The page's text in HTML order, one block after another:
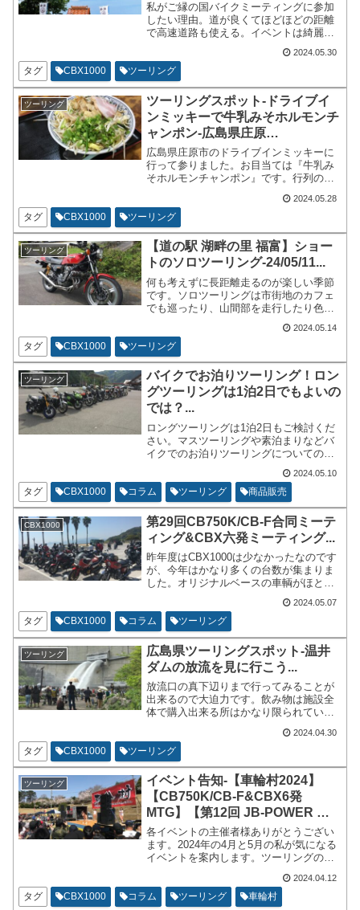
私がご縁の国バイクミーティングに参加
したい理由。道が良くてほどほどの距離
で高速道路も使える。イベントは綺麗な
バイクを見る事が出来るから。イベント
は参加する事によってバイク業界が盛り
上がるから。私は広島市安佐北区在住で
す。広島からは行きやすいスポットで
す。会場のかなぎウェスタンライディン
グパークも広くて綺麗な場所です。
2024.05.30
タグ CBX1000 ツーリング
ツーリング
ツーリングスポット-ドライブイ
ンミッキーで牛乳みそホルモンチ
ャンポン-広島県庄原
市-24/05/26...
広島県庄原市のドライブインミッキーに
行って参りました。お目当ては『牛乳み
そホルモンチャンポン』です。行列の出
自体も並んでいるお客さんに対してスタ
ッフを増やしたりなどしっかりと品質良
く対応をしています。広い駐車場もあり
ます。
2024.05.28
タグ CBX1000 ツーリング
ツーリング
【道の駅 湖畔の里 福富】ショー
トのソロツーリング-24/05/11...
何も考えずに長距離走るのが楽しい季節
です。ソロツーリングは市街地のカフェ
でも巡ったり、山間部を走行したり色々
間部をのんびり走っています。日中の温
度も低すぎずバイクに乗ると丁度良い気
温です。自分のペースでだらだらと景色
を眺めながら走りました。
2024.05.14
タグ CBX1000 ツーリング
ツーリング
バイクでお泊りツーリング！ロン
グツーリングは1泊2日でもよいの
では？...
ロングツーリングは1泊2日もご検討くだ
さい。マスツーリングや素泊まりなどバ
イクでのお泊りツーリングについてのリ
するなら旅館に泊まって温泉やお酒を飲
むのもよろしいのでは？ツーリング以外
でも必ず利用すべき定番ウェブサイトで
す。
2024.05.10
タグ CBX1000 コラム ツーリング 商品販売
CBX1000
第29回CB750K/CB-F合同ミーテ
ィング&CBX六発ミーティング...
昨年度はCBX1000は少なかったなのです
が、今年はかなり多くの台数が集まりま
した。オリジナルベースの車輌がほとん
どでした。外装をリペイントしていて綺
麗なバイクが多数です。足廻りをホイー
ルから含めて交換されているフルカスタ
ム車輌も来場していました。
2024.05.07
タグ CBX1000 コラム ツーリング
ツーリング
広島県ツーリングスポット-温井
ダムの放流を見に行こう...
放流口の真下辺りまで行ってみることが
出来るので大迫力です。飲み物は施設全
体で購入出来る所はかなり限られていま
いです。欲しい時に欲しい場所で飲み物
を購入する事は出来ません。トイレなど
もダムまで降りるとなさそうでした。事
前に施設で確認をしておいてください。
エレベーターもあって気軽に行きやすい
です。
2024.04.30
タグ CBX1000 ツーリング
ツーリング
イベント告知-【車輪村2024】
【CB750K/CB-F&CBX6発
MTG】【第12回 JB-POWER ミ
ーティング...
各イベントの主催者様ありがとうござい
ます。2024年の4月と5月の私が気になる
イベントを案内します。ツーリングの目
す。日本のバイク業界は先細りの傾向が
あります。イベントは参加者も盛り上げ
2024.04.12
タグ CBX1000 コラム ツーリング 車輪村